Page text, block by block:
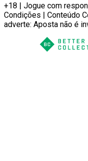
+18 | Jogue com
Condições | Conteúdo
adverte: Aposta não é